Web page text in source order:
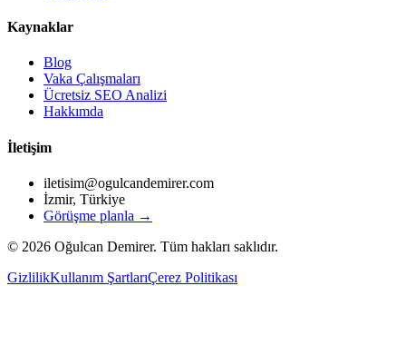
Kaynaklar
Blog
Vaka Çalışmaları
Ücretsiz SEO Analizi
Hakkımda
İletişim
iletisim@ogulcandemirer.com
İzmir, Türkiye
Görüşme planla →
© 2026 Oğulcan Demirer. Tüm hakları saklıdır.
GizlilikKullanım ŞartlarıÇerez Politikası